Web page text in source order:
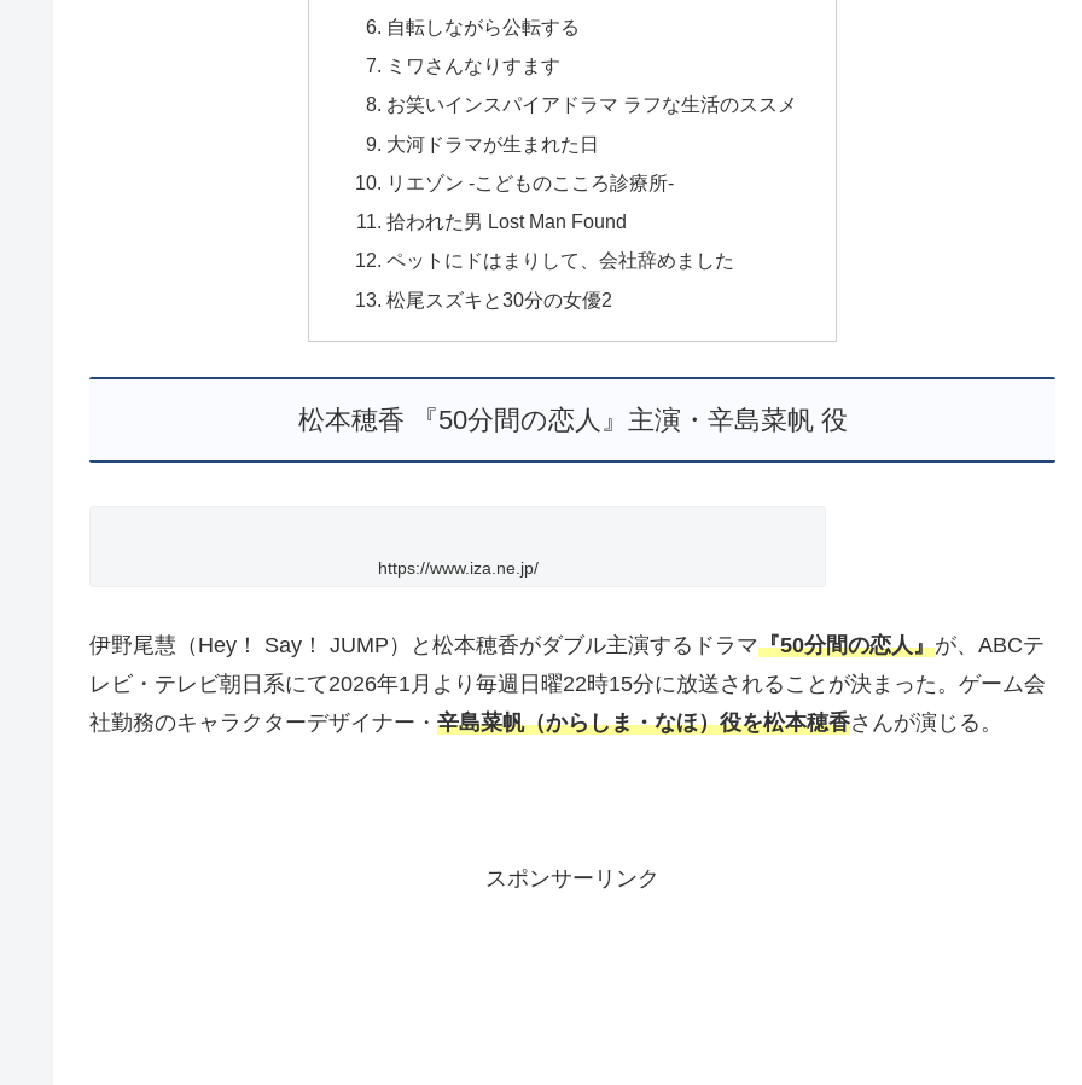
自転しながら公転する
ミワさんなりすます
お笑いインスパイアドラマ ラフな生活のススメ
大河ドラマが生まれた日
リエゾン -こどものこころ診療所-
拾われた男 Lost Man Found
ペットにドはまりして、会社辞めました
松尾スズキと30分の女優2
松本穂香 『50分間の恋人』主演・辛島菜帆 役
https://www.iza.ne.jp/
伊野尾慧（Hey！ Say！ JUMP）と松本穂香がダブル主演するドラマ『50分間の恋人』が、ABCテ
レビ・テレビ朝日系にて2026年1月より毎週日曜22時15分に放送されることが決まった。ゲーム会
社勤務のキャラクターデザイナー・ 辛島菜帆（からしま・なほ）役を松本穂香さんが演じる。
スポンサーリンク